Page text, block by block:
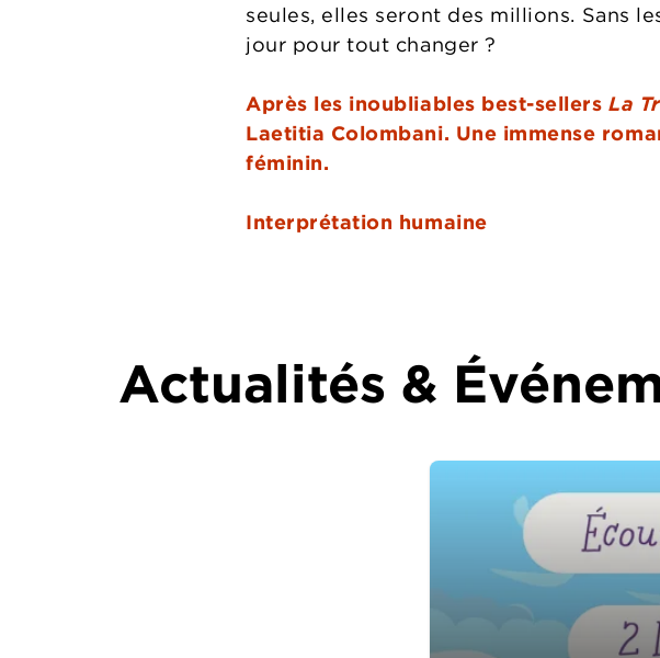
seules, elles seront des millions. Sans
jour pour tout changer ?
Après les inoubliables best-sellersLa
Laetitia Colombani. Une immense
féminin.
Interprétation humaine
Actualités &